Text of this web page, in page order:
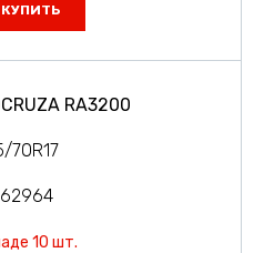
КУПИТЬ
RA3200
70R17
10 шт.